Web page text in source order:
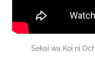
Sekai wa Koi ni